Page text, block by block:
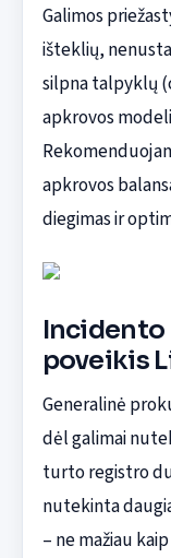
Galimos
išteklių,
silpna talpyklų
apkrovos
apkrovos
diegimas ir
poveikis
Generalinė
dėl galimai
turto registro
nutekinta
– ne mažiau